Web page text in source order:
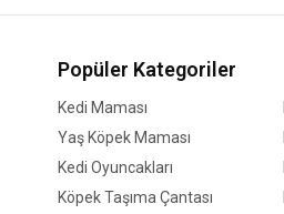
Popüler Kategoriler
Kedi Maması
Yaş Köpek Maması
Kedi Oyuncakları
Köpek Taşıma Çantası